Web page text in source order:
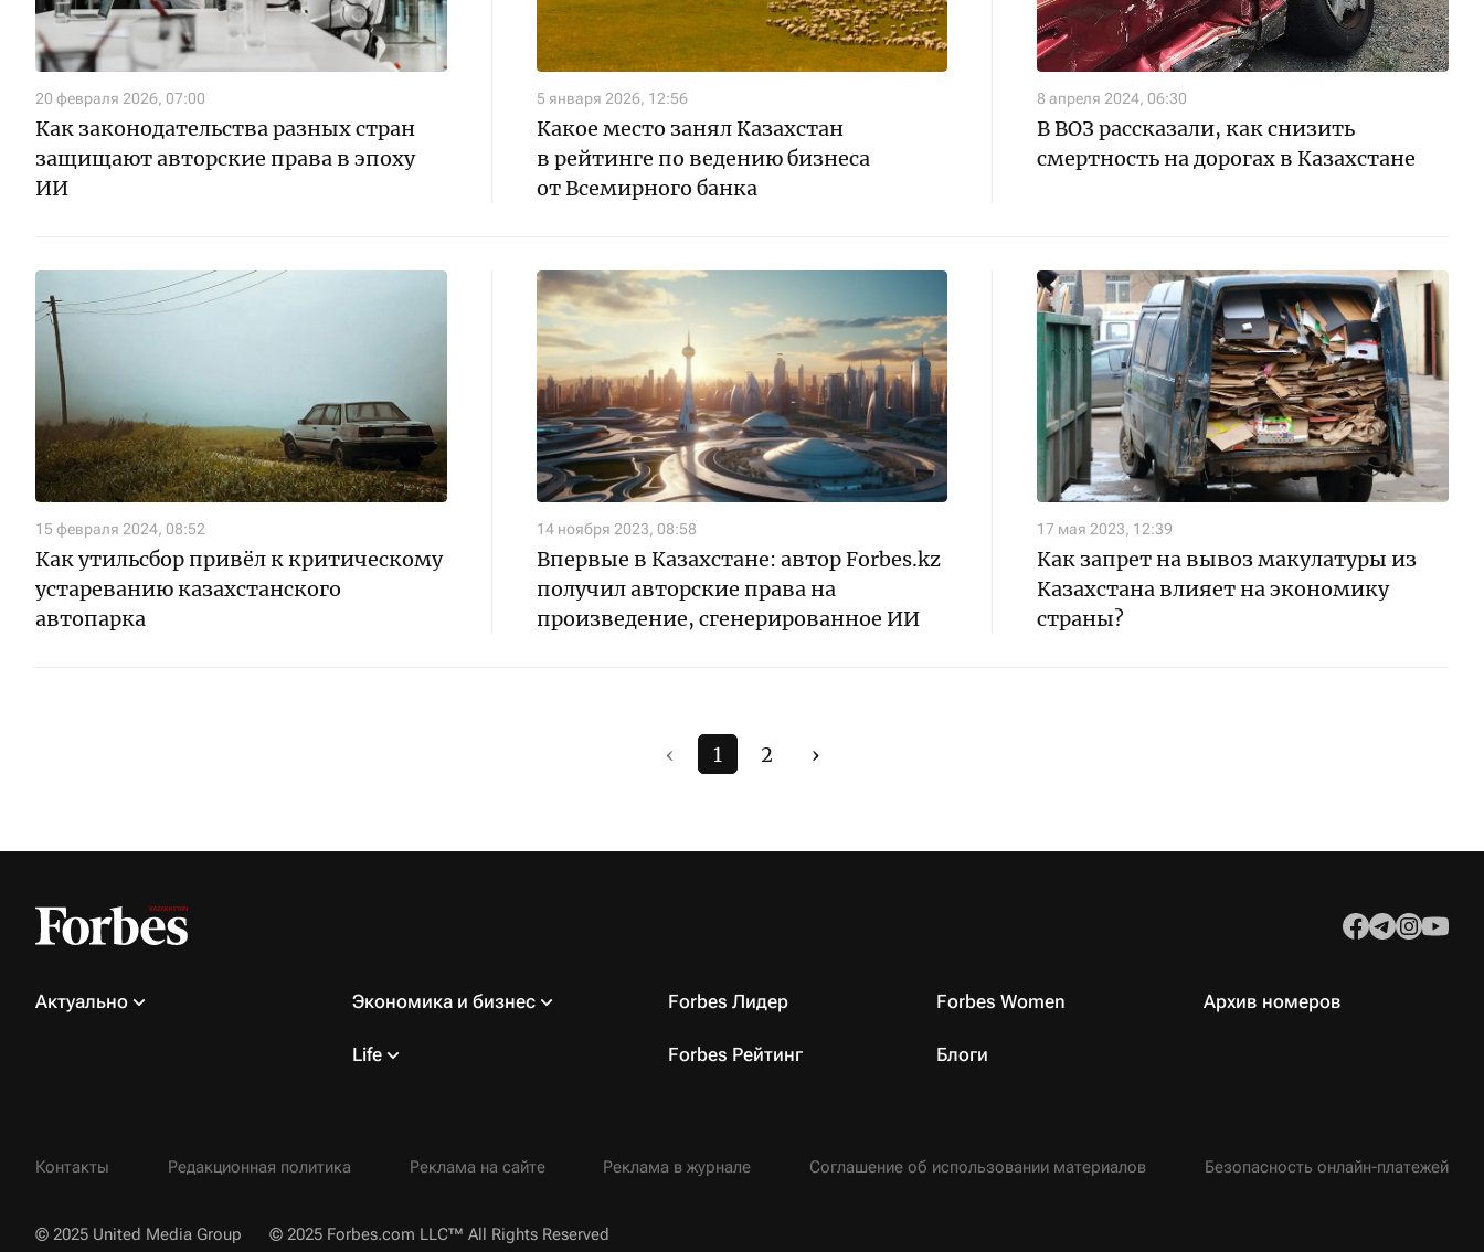
20 февраля 2026, 07:00
Как законодательства разных стран
защищают авторские права в эпоху
ИИ
5 января 2026, 12:56
Какое место занял Казахстан
в рейтинге по ведению бизнеса
от Всемирного банка
8 апреля 2024, 06:30
В ВОЗ рассказали, как снизить
смертность на дорогах в Казахстане
15 февраля 2024, 08:52
Как утильсбор привёл к критическому
устареванию казахстанского
автопарка
14 ноября 2023, 08:58
Впервые в Казахстане: автор Forbes.kz
получил авторские права на
произведение, сгенерированное ИИ
17 мая 2023, 12:39
Как запрет на вывоз макулатуры из
Казахстана влияет на экономику
страны?
‹ 1 2 ›
Актуально Экономика и бизнес
Life
Forbes Лидер
Forbes Рейтинг
Forbes Women
Блоги
Архив номеров
Контакты Редакционная политика Реклама на сайте Реклама в журнале Соглашение об использовании материалов Безопасность онлайн-платежей
© 2025 United Media Group © 2025 Forbes.com LLC™ All Rights Reserved